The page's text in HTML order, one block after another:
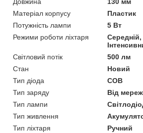
Матеріал корпусу
Пластик
Потужність лампи
5 Вт
Режими роботи ліхтаря
Світловий потік
500 лм
Стан
Новий
Тип діода
COB
Тип заряду
Від
Тип лампи
Тип живлення
Тип ліхтаря
Ручний